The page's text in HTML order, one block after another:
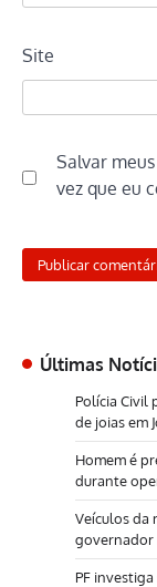
Site
Salvar
vez que eu
Últimas
Polícia Civil
de joias em
Homem é
durante
Veículos da
governador
PF